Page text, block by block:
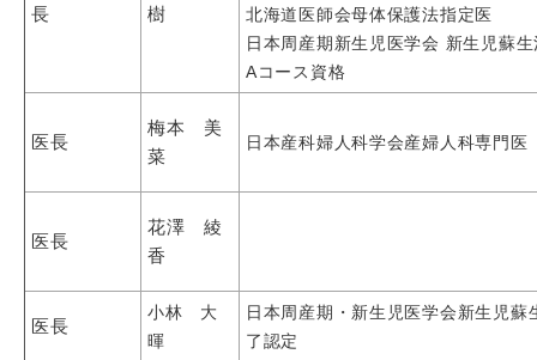
長
樹
北海道医師会母体保護法指定医
日本周産期新生児医学会 新生児蘇生
Aコース資格
医長
梅本 美
菜
日本産科婦人科学会産婦人科専門医
医長
花澤 綾
香
医長
小林 大
暉
日本周産期・新生児医学会新生児蘇
了認定